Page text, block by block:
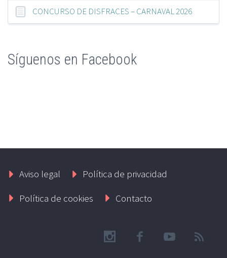
CONCURSO DE DISFRACES – CARNAVAL 2026
Síguenos en Facebook
Aviso legal
Política de privacidad
Política de cookies
Contacto